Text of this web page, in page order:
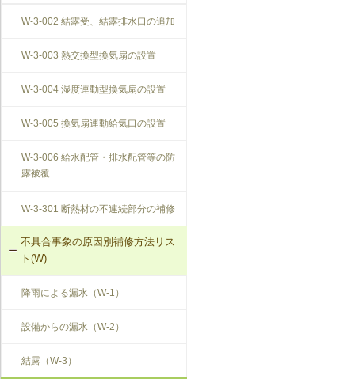
W-3-002 結露受、結露排水口の追加
W-3-003 熱交換型換気扇の設置
W-3-004 湿度連動型換気扇の設置
W-3-005 換気扇連動給気口の設置
W-3-006 給水配管・排水配管等の防
露被覆
W-3-301 断熱材の不連続部分の補修
不具合事象の原因別補修方法リス
ト(W)
降雨による漏水（W-1）
設備からの漏水（W-2）
結露（W-3）